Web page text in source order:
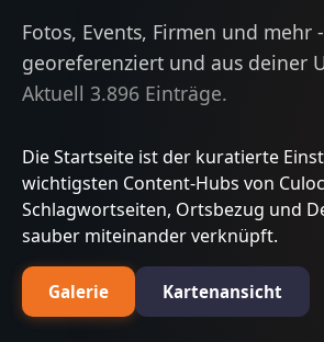
Fotos, Events, Firmen und mehr -
georeferenziert und aus deiner
Aktuell 3.896 Einträge.
Die Startseite ist der kuratierte
wichtigsten Content-Hubs von
Schlagwortseiten, Ortsbezug und
sauber miteinander verknüpft.
Galerie Kartenansicht